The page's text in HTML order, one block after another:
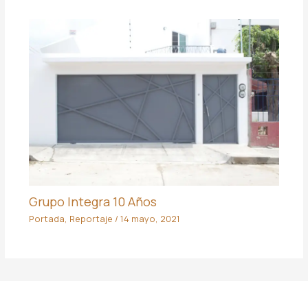
Grupo Integra 10 Años
Portada, Reportaje / 14 mayo, 2021